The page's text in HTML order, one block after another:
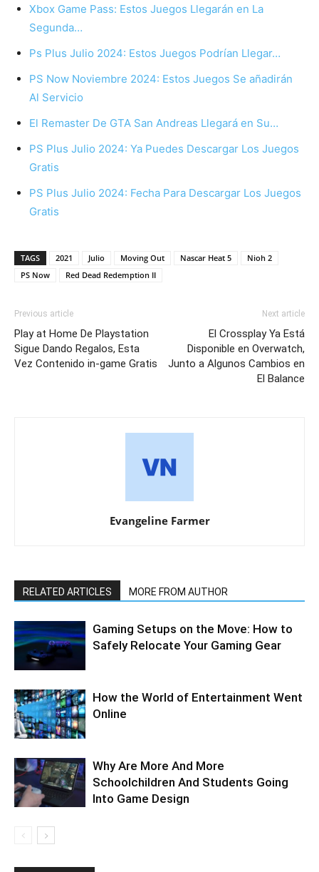
Xbox Game Pass: Estos Juegos Llegarán en La
Segunda…
Ps Plus Julio 2024: Estos Juegos Podrían Llegar…
PS Now Noviembre 2024: Estos Juegos Se añadirán
Al Servicio
El Remaster De GTA San Andreas Llegará en Su…
PS Plus Julio 2024: Ya Puedes Descargar Los Juegos
Gratis
PS Plus Julio 2024: Fecha Para Descargar Los Juegos
Gratis
TAGS 2021 Julio Moving Out Nascar Heat 5
Nioh 2
PS Now
Red Dead Redemption II
Previous article
Play at Home De Playstation
Sigue Dando Regalos, Esta
Vez Contenido in-game Gratis
Next article
El Crossplay Ya Está
Disponible en Overwatch,
Junto a Algunos Cambios en
El Balance
Evangeline Farmer
RELATED ARTICLES MORE FROM AUTHOR
Gaming Setups on the Move: How to
Safely Relocate Your Gaming Gear
How the World of Entertainment Went
Online
Why Are More And More
Schoolchildren And Students Going
Into Game Design